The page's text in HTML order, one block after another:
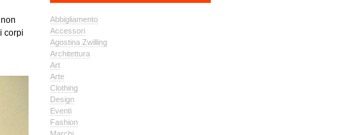
corpi
Abbigliamento
Accessori
Agostina Zwilling
Architettura
Art
Arte
Clothing
Design
Eventi
Fashion